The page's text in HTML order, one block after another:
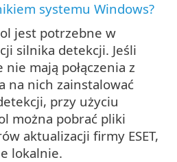
systemu Windows?
jest potrzebne w
silnika detekcji. Jeśli
mają połączenia z
na nich zainstalować
przy użyciu
można pobrać pliki
aktualizacji firmy ESET,
lokalnie.